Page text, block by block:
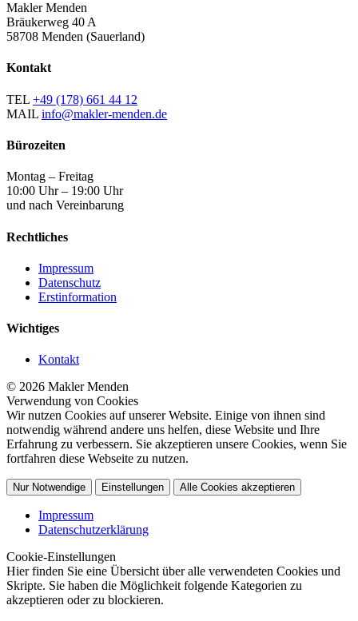
Makler Menden
Bräukerweg 40 A
58708 Menden (Sauerland)
Kontakt
TEL +49 (178) 661 44 12
MAIL info@makler-menden.de
Bürozeiten
Montag – Freitag
10:00 Uhr – 19:00 Uhr
und nach Vereinbarung
Rechtliches
Impressum
Datenschutz
Erstinformation
Wichtiges
Kontakt
© 2026 Makler Menden
Verwendung von Cookies
Wir nutzen Cookies auf unserer Website. Einige von ihnen sind
notwendig während andere uns helfen, diese Website und Ihre
Erfahrung zu verbessern. Sie akzeptieren unsere Cookies, wenn Sie
fortfahren diese Webseite zu nutzen.
Nur Notwendige Einstellungen Alle Cookies akzeptieren
Impressum
Datenschutzerklärung
Cookie-Einstellungen
Hier finden Sie eine Übersicht über alle verwendeten Cookies und
Skripte. Sie haben die Möglichkeit folgende Kategorien zu
akzeptieren oder zu blockieren.